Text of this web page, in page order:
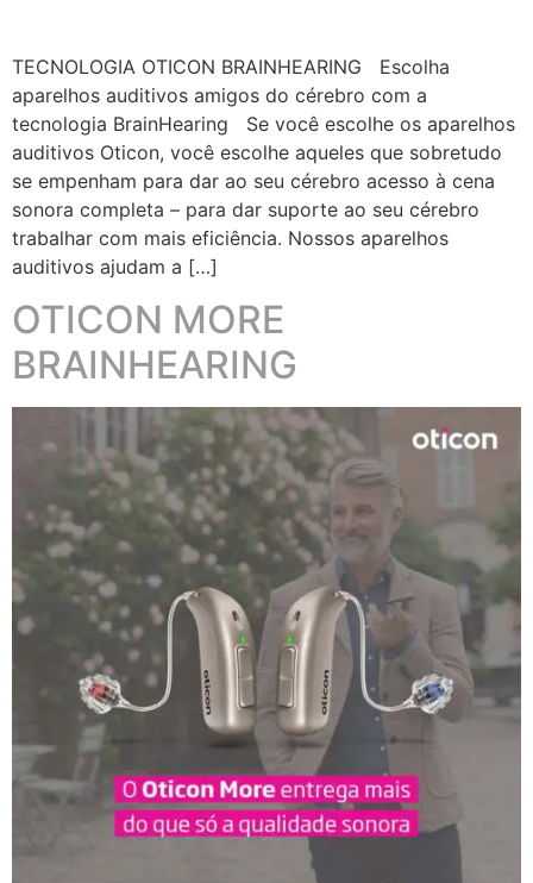
TECNOLOGIA OTICON BRAINHEARING Escolha
aparelhos auditivos amigos do cérebro com a
tecnologia BrainHearing Se você escolhe os aparelhos
auditivos Oticon, você escolhe aqueles que sobretudo
se empenham para dar ao seu cérebro acesso à cena
sonora completa – para dar suporte ao seu cérebro
trabalhar com mais eficiência. Nossos aparelhos
auditivos ajudam a […]
OTICON MORE
BRAINHEARING